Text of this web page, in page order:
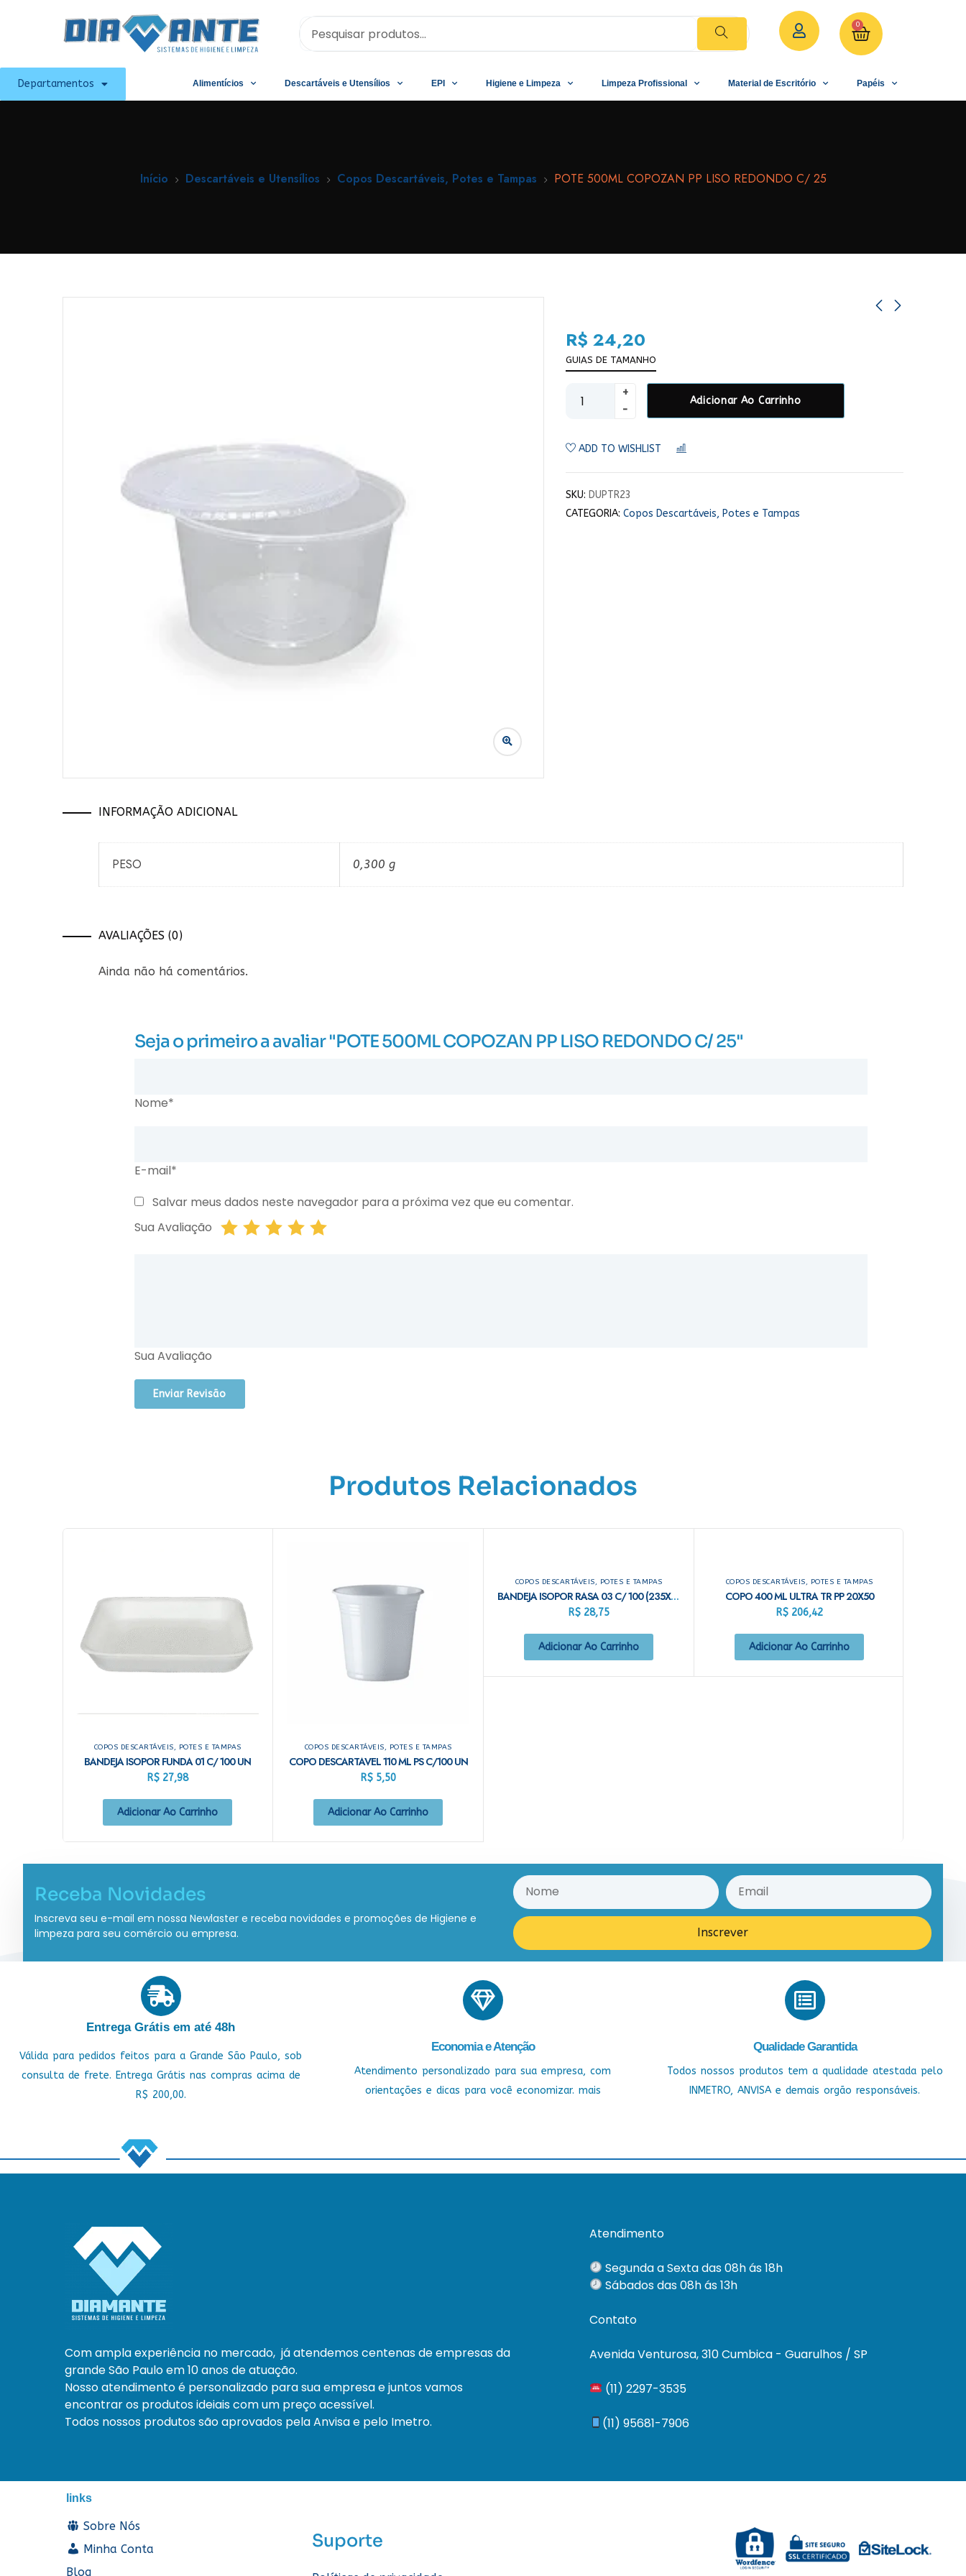
0
Departamentos Alimentícios Descartáveis e Utensílios EPI Higiene e Limpeza Limpeza Profissional Material de Escritório Papéis
Início Descartáveis e Utensílios Copos Descartáveis, Potes e Tampas POTE 500ML COPOZAN PP LISO REDONDO C/ 25
R$ 24,20
GUIAS DE TAMANHO
Adicionar Ao Carrinho
ADD TO WISHLIST
SKU: DUPTR23
CATEGORIA: Copos Descartáveis, Potes e Tampas
INFORMAÇÃO ADICIONAL
PESO 0,300 g
AVALIAÇÕES (0)
Ainda não há comentários.
Seja o primeiro a avaliar "POTE 500ML COPOZAN PP LISO REDONDO C/ 25"
Nome*
E-mail*
Salvar meus dados neste navegador para a próxima vez que eu comentar.
Sua Avaliação
Sua Avaliação
Produtos Relacionados
COPOS DESCARTÁVEIS, POTES E TAMPAS
BANDEJA ISOPOR FUNDA 01 C/ 100 UN
R$27,98
Adicionar Ao Carrinho
COPOS DESCARTÁVEIS, POTES E TAMPAS
COPO DESCARTAVEL 110 ML PS C/100 UN
R$5,50
Adicionar Ao Carrinho
COPOS DESCARTÁVEIS, POTES E TAMPAS
BANDEJA ISOPOR RASA 03 C/ 100 (235X180X16MM)
R$28,75
Adicionar Ao Carrinho
COPOS DESCARTÁVEIS, POTES E TAMPAS
COPO 400 ML ULTRA TR PP 20X50
R$206,42
Adicionar Ao Carrinho
Receba Novidades
Inscreva seu e-mail em nossa Newlaster e receba novidades e promoções de Higiene e
limpeza para seu comércio ou empresa.
Inscrever
Entrega Grátis em até 48h
Válida para pedidos feitos para a Grande São Paulo, sob
consulta de frete. Entrega Grátis nas compras acima de
R$ 200,00.
Economia e Atenção
Atendimento personalizado para sua empresa, com
orientações e dicas para você economizar. mais
Qualidade Garantida
Todos nossos produtos tem a qualidade atestada pelo
INMETRO, ANVISA e demais orgão responsáveis.
Com ampla experiência no mercado, já atendemos centenas de empresas da
grande São Paulo em 10 anos de atuação.
Nosso atendimento é personalizado para sua empresa e juntos vamos
encontrar os produtos ideiais com um preço acessível.
Todos nossos produtos são aprovados pela Anvisa e pelo Imetro.
Atendimento
Segunda a Sexta das 08h ás 18h
Sábados das 08h ás 13h
Contato
Avenida Venturosa, 310 Cumbica - Guarulhos / SP
(11) 2297-3535
(11) 95681-7906
links
Sobre Nós
Minha Conta
Blog
Suporte